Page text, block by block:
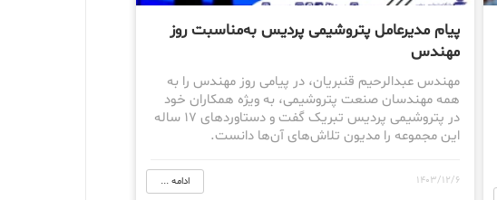
پیام مدیرعامل پتروشیمی پردیس به‌مناسبت روز
مهندس
مهندس عبدالرحیم قنبریان، در پیامی روز مهندس را به
همه مهندسان صنعت پتروشیمی، به ویژه همکاران خود
در پتروشیمی پردیس تبریک گفت و دستاوردهای 17 ساله
این مجموعه را مدیون تلاش‌های آن‌ها دانست.
1403/12/6 ادامه ...